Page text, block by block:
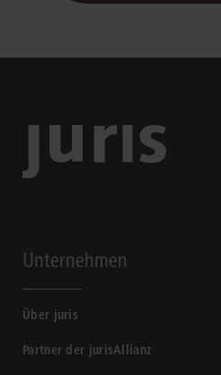
Unternehmen
Über juris
Partner der jurisAllianz